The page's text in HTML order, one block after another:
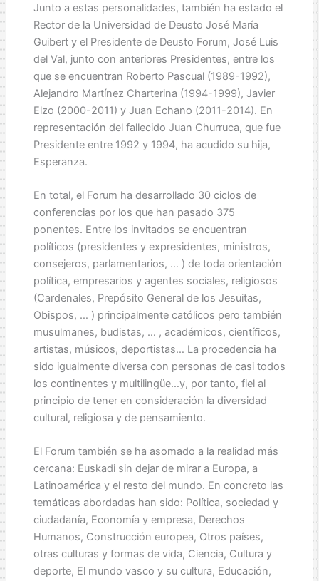
Junto a estas personalidades, también ha estado el
Rector de la Universidad de Deusto José María
Guibert y el Presidente de Deusto Forum, José Luis
del Val, junto con anteriores Presidentes, entre los
que se encuentran Roberto Pascual (1989-1992),
Alejandro Martínez Charterina (1994-1999), Javier
Elzo (2000-2011) y Juan Echano (2011-2014). En
representación del fallecido Juan Churruca, que fue
Presidente entre 1992 y 1994, ha acudido su hija,
Esperanza.
En total, el Forum ha desarrollado 30 ciclos de
conferencias por los que han pasado 375
ponentes. Entre los invitados se encuentran
políticos (presidentes y expresidentes, ministros,
consejeros, parlamentarios, … ) de toda orientación
política, empresarios y agentes sociales, religiosos
(Cardenales, Prepósito General de los Jesuitas,
Obispos, … ) principalmente católicos pero también
musulmanes, budistas, … , académicos, científicos,
artistas, músicos, deportistas… La procedencia ha
sido igualmente diversa con personas de casi todos
los continentes y multilingüe…y, por tanto, fiel al
principio de tener en consideración la diversidad
cultural, religiosa y de pensamiento.
El Forum también se ha asomado a la realidad más
cercana: Euskadi sin dejar de mirar a Europa, a
Latinoamérica y el resto del mundo. En concreto las
temáticas abordadas han sido: Política, sociedad y
ciudadanía, Economía y empresa, Derechos
Humanos, Construcción europea, Otros países,
otras culturas y formas de vida, Ciencia, Cultura y
deporte, El mundo vasco y su cultura, Educación,